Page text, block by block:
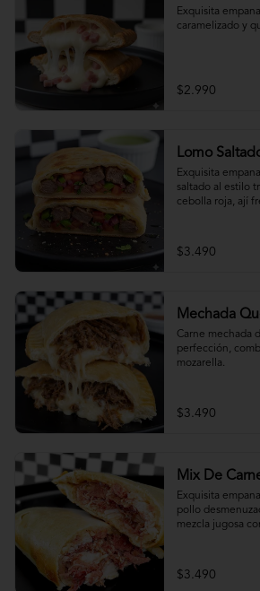
Exquisita
caramelizado y
$2.990
Lomo
Exquisita
saltado al estilo
cebolla roja, ají
$3.490
Mechada
Carne mechada
perfección,
mozarella.
$3.490
Mix De
Exquisita
pollo
mezcla jugosa
$3.490